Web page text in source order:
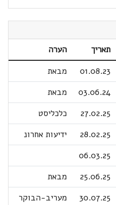
תאריך
הערה
01.08.23
מבאת
03.06.24
מבאת
27.02.25
כלכליסט
28.02.25
ידיעות אחרונ
06.03.25
25.06.25
מבאת
30.07.25
מעריב-הבוקר